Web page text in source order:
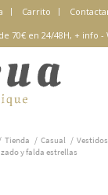
Carrito
70€ en 24/48H, + info -
/ Tienda / Casual / Vestidos
y falda estrellas